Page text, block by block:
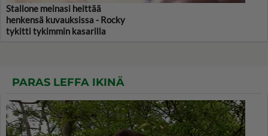
Stallone meinasi heittää
henkensä kuvauksissa - Rocky
tykitti tykimmin kasarilla
PARAS LEFFA IKINÄ